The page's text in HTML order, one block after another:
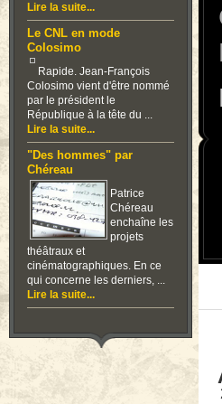
Lire la suite...
Le CNL en mode
Colosimo
Rapide. Jean-François
Colosimo vient d'être nommé
par le président le
République à la tête du ...
Lire la suite...
"Des hommes" par
Chéreau
Patrice
Chéreau
enchaîne les
projets
théâtraux et
cinématographiques. En ce
qui concerne les derniers, ...
Lire la suite...